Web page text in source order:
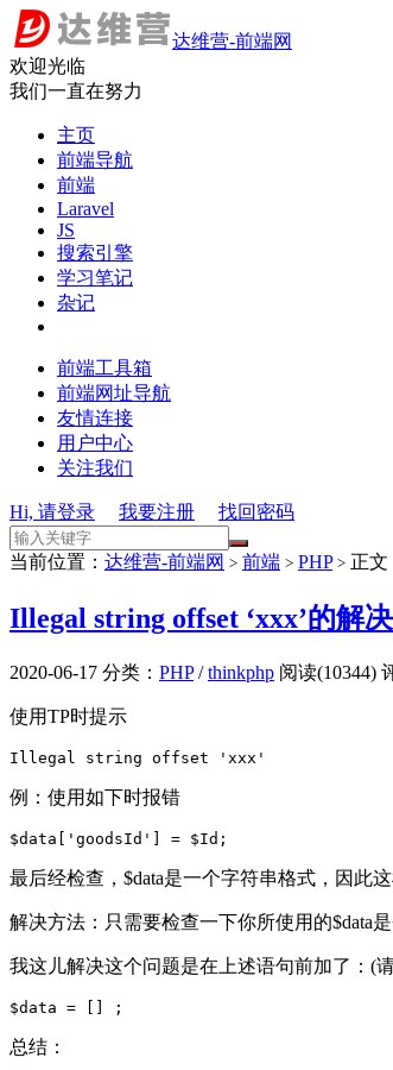
达维营-前端网
欢迎光临
我们一直在努力
主页
前端导航
前端
Laravel
JS
搜索引擎
学习笔记
杂记
前端工具箱
前端网址导航
友情连接
用户中心
关注我们
Hi, 请登录 我要注册 找回密码
当前位置： 达维营-前端网 > 前端 > PHP > 正文
Illegal string offset ‘xxx’的解
2020-06-17 分类： PHP/thinkphp 阅读(10344)
使用TP时提示
Illegal string offset 'xxx'
例：使用如下时报错
$data['goodsId'] = $Id;
最后经检查，$data是一个字符串格式，因此这
解决方法：只需要检查一下你所使用的$data
我这儿解决这个问题是在上述语句前加了：(
$data = [] ;
总结：